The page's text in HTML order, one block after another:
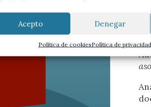
Acepto Denegar
Política de cookiesPolítica de privacidad
desde
En marcha
que aprender.
Documentación